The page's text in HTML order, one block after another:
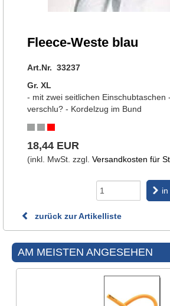
Fleece-Weste blau
Art.Nr. 33237
Gr. XL
- mit zwei seitlichen Einschubtaschen
verschlu? - Kordelzug im Bund
18,44 EUR
(inkl. MwSt. zzgl. Versandkosten für
zurück zur Artikelliste
AM MEISTEN ANGESEHEN